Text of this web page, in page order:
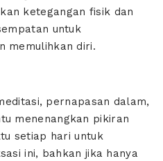
ketegangan fisik dan
untuk
memulihkan diri.
pernapasan dalam,
menenangkan pikiran
setiap hari untuk
ini, bahkan jika hanya